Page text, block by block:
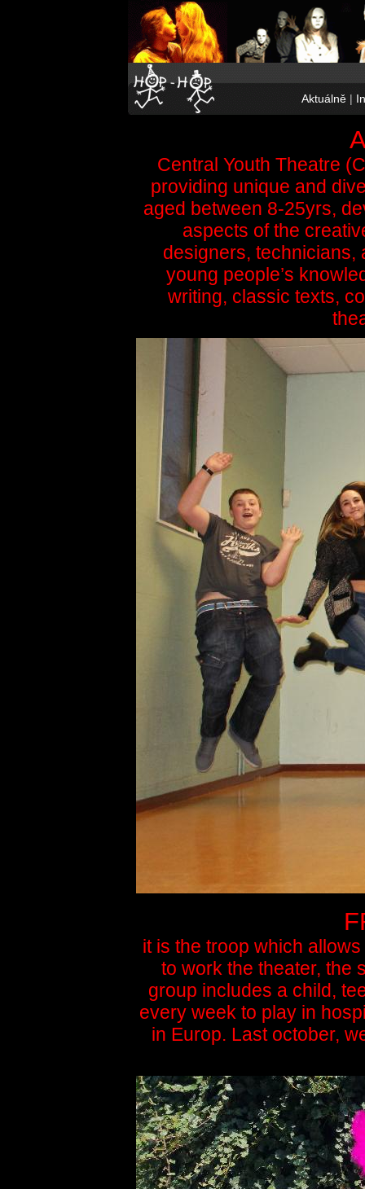
Aktuálně|
Central Youth Theatre
providing unique and
aged between 8-25yrs,
aspects of the
designers,
young people’s
writing, classic texts,
it is the troop which
to work the theater, the
group includes a child,
every week to play in
in Europ. Last october,